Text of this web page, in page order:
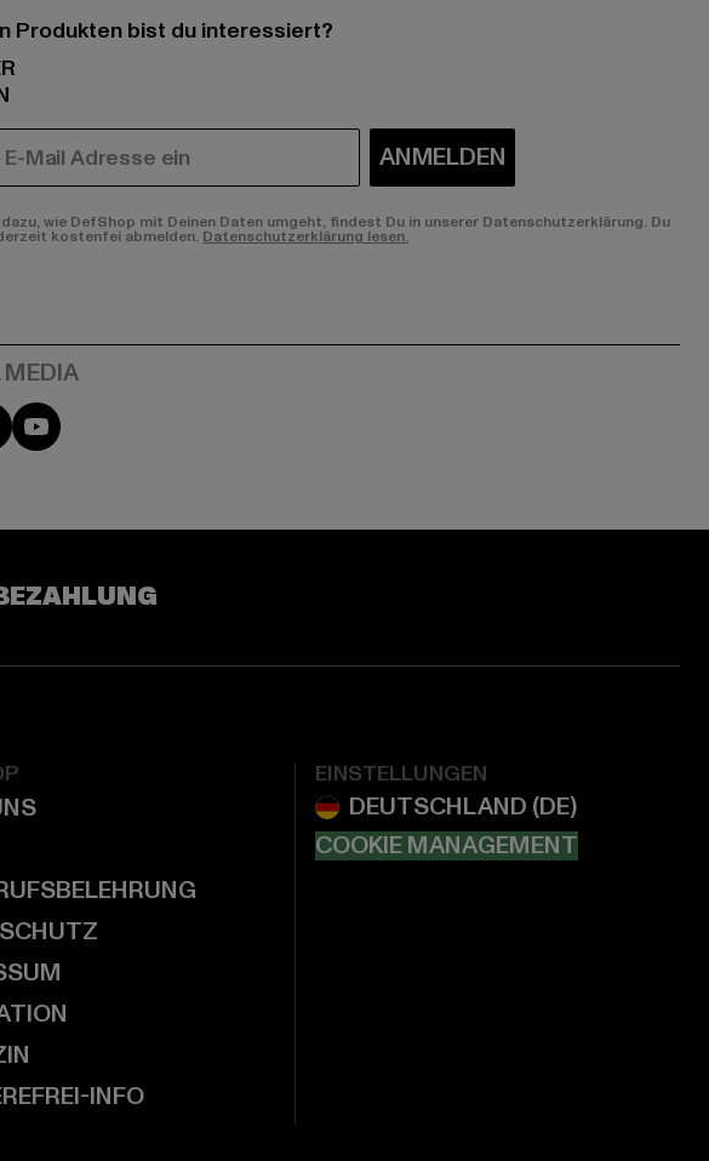
Produkten bist du interessiert?
ANMELDEN
wie DefShop mit Deinen Daten umgeht, findest Du in unserer Datenschutzerklärung. Du
kostenfei abmelden. Datenschutzerklärung lesen.
FacebookYouTube
INFO
EINSTELLUNGEN
COOKIE MANAGEMENT